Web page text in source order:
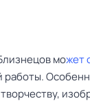
может